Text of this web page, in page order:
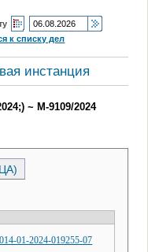
к списку дел
инстанция
~ М-9109/2024
01-2024-019255-07